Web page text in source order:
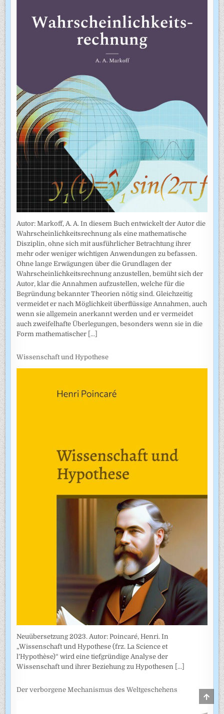
Autor: Markoff, A. A. In diesem Buch entwickelt der Autor die
Wahrscheinlichkeitsrechnung als eine mathematische
Disziplin, ohne sich mit ausführlicher Betrachtung ihrer
mehr oder weniger wichtigen Anwendungen zu befassen.
Ohne lange Erwägungen über die Grundlagen der
Wahrscheinlich­keitsrechnung anzustellen, bemüht sich der
Autor, klar die Annahmen auf­zustellen, welche für die
Begründung bekannter Theorien nötig sind. Gleichzeitig
vermeidet er nach Möglichkeit überflüssige Annahmen, auch
wenn sie allgemein anerkannt werden und er vermeidet
auch zweifel­hafte Überlegungen, besonders wenn sie in die
Form mathematischer [...]
Wissenschaft und Hypothese
Neuübersetzung 2023. Autor: Poincaré, Henri. In
„Wissenschaft und Hypothese (frz. La Science et
l’Hypothèse)“ wird eine tiefgründige Analyse der
Wissenschaft und ihrer Beziehung zu Hypothesen [...]
Der verborgene Mechanismus des Weltgeschehens
TO
TOP